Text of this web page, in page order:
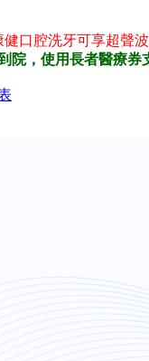
口腔洗牙可享超聲
，使用長者醫療券